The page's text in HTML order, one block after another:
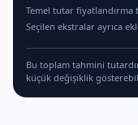
Temel tutar fiyatlandırma
Seçilen ekstralar ayrıca
Bu toplam tahmini
küçük değişiklik